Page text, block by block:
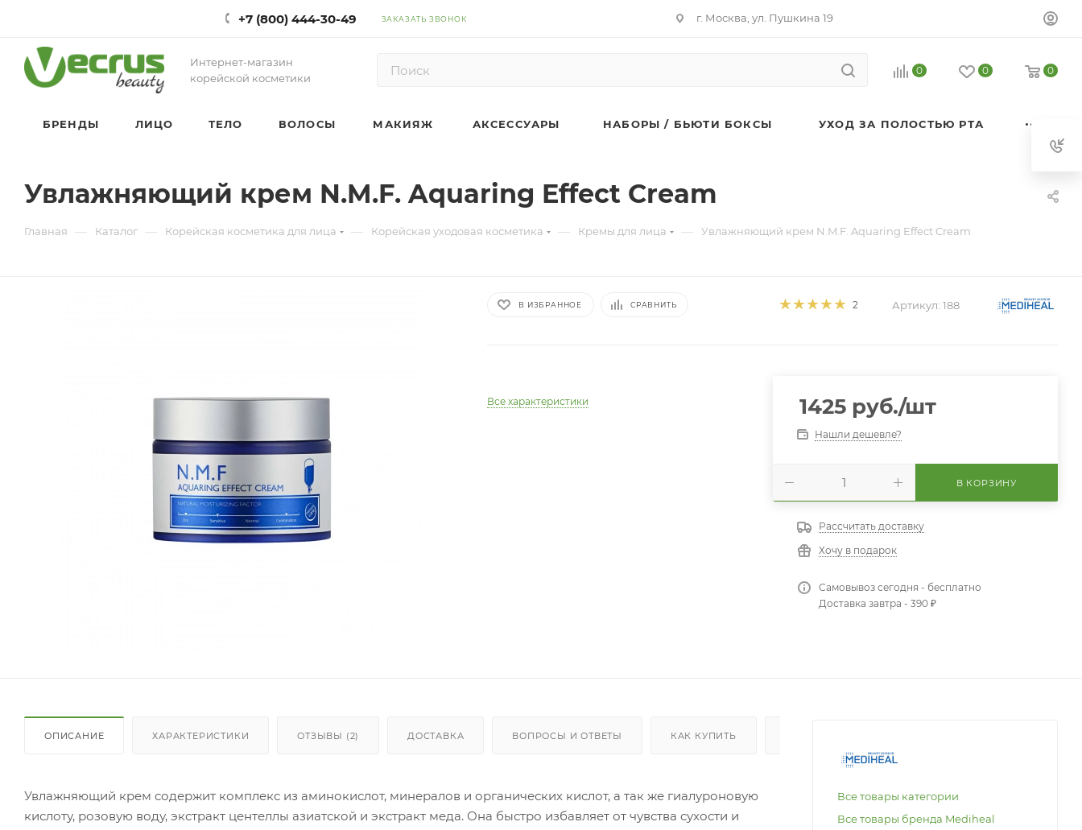
+7 (800) 444-30-49 ЗАКАЗАТЬ ЗВОНОК г. Москва, ул. Пушкина 19
Интернет-магазин
корейской косметики
0 0 0
БРЕНДЫ ЛИЦО ТЕЛО ВОЛОСЫ МАКИЯЖ АКСЕССУАРЫ НАБОРЫ / БЬЮТИ БОКСЫ УХОД ЗА ПОЛОСТЬЮ РТА
Увлажняющий крем N.M.F. Aquaring Effect Cream
Главная — Каталог — Корейская косметика для лица — Корейская уходовая косметика — Кремы для лица — Увлажняющий крем N.M.F. Aquaring Effect Cream
В ИЗБРАННОЕ СРАВНИТЬ 2 Артикул: 188
Все характеристики 1425руб./шт
Нашли дешевле?
В КОРЗИНУ
Рассчитать доставку
Хочу в подарок
Самовывоз сегодня - бесплатно
Доставка завтра - 390 ₽
ОПИСАНИЕ ХАРАКТЕРИСТИКИ ОТЗЫВЫ (2) ДОСТАВКА ВОПРОСЫ И ОТВЕТЫ КАК КУПИТЬ
Увлажняющий крем содержит комплекс из аминокислот, минералов и органических кислот, а так же гиалуроновую
кислоту, розовую воду, экстракт центеллы азиатской и экстракт меда. Она быстро избавляет от чувства сухости и
Все товары категории
Все товары бренда Mediheal